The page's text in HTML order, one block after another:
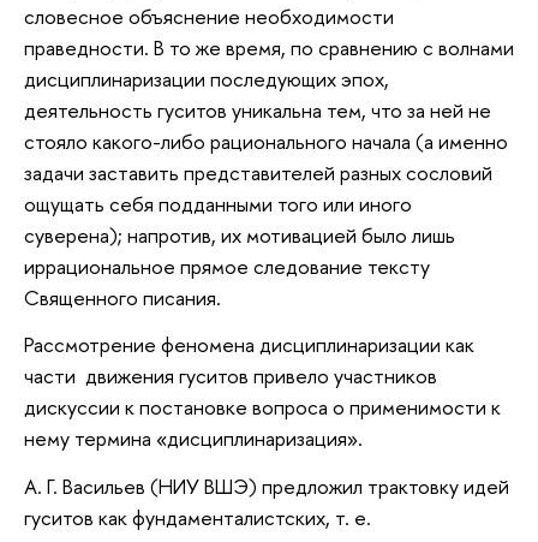
словесное объяснение необходимости
праведности. В то же время, по сравнению с волнами
дисциплинаризации последующих эпох,
деятельность гуситов уникальна тем, что за ней не
стояло какого-либо рационального начала (а именно
задачи заставить представителей разных сословий
ощущать себя подданными того или иного
суверена); напротив, их мотивацией было лишь
иррациональное прямое следование тексту
Священного писания.
Рассмотрение феномена дисциплинаризации как
части движения гуситов привело участников
дискуссии к постановке вопроса о применимости к
нему термина «дисциплинаризация».
А. Г. Васильев (НИУ ВШЭ) предложил трактовку идей
гуситов как фундаменталистских, т. е.